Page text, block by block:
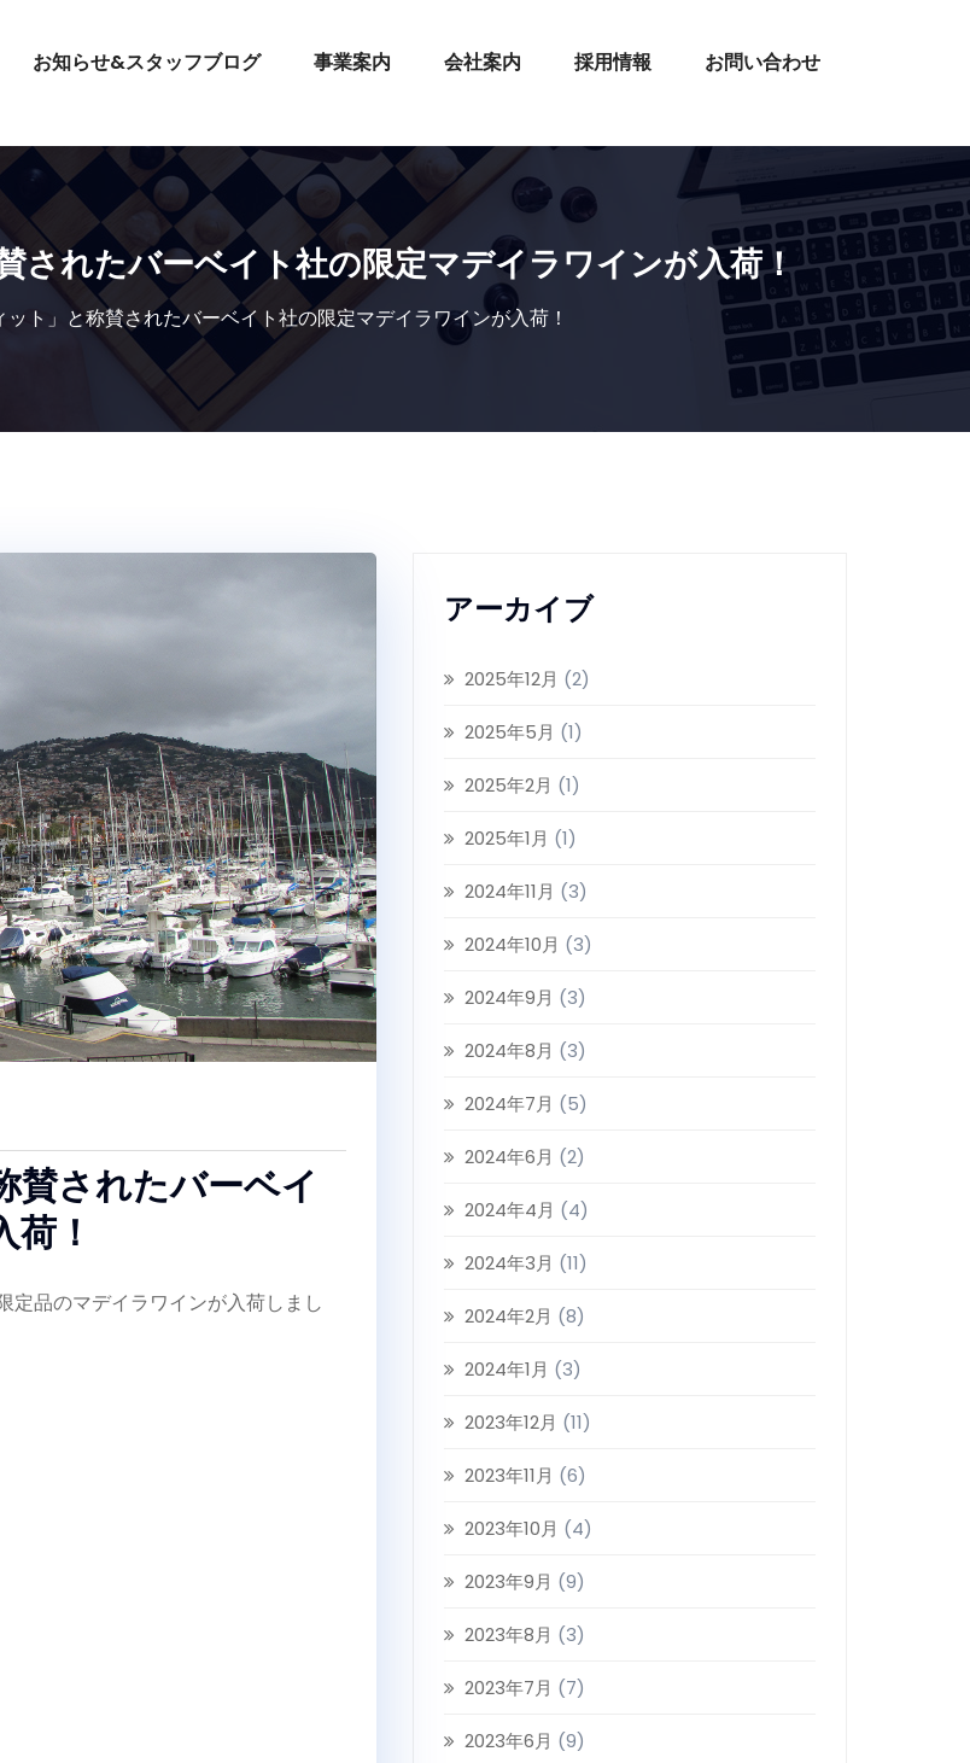
お知らせ&スタッフブログ 事業案内 会社案内 採用情報 お問い合わせ
されたバーベイト社の限定マデイラワインが入荷！
ット」と称賛されたバーベイト社の限定マデイラワインが入荷！
賛されたバーベイ
！
定品のマデイラワインが入荷しまし
アーカイブ
2025年12月 (2)
2025年5月 (1)
2025年2月 (1)
2025年1月 (1)
2024年11月 (3)
2024年10月 (3)
2024年9月 (3)
2024年8月 (3)
2024年7月 (5)
2024年6月 (2)
2024年4月 (4)
2024年3月 (11)
2024年2月 (8)
2024年1月 (3)
2023年12月 (11)
2023年11月 (6)
2023年10月 (4)
2023年9月 (9)
2023年8月 (3)
2023年7月 (7)
2023年6月 (9)